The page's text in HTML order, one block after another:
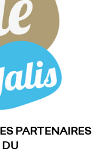
PARTENAIRES
DU